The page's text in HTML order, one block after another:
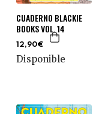
CUADERNO BLACKIE
BOOKS VOL. 14
12,90€
Disponible